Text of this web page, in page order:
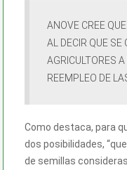
ANOVE CREE
AL DECIR QUE SE
AGRICULTORES
REEMPLEO DE
Como destaca, para
dos posibilidades,
de semillas